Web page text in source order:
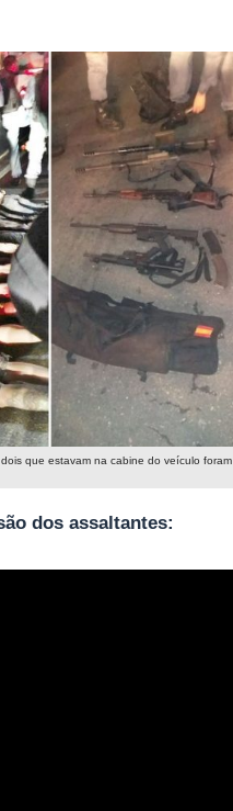
que estavam na cabine do veículo foram
dos assaltantes: